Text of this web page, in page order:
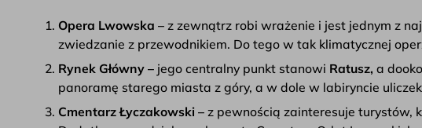
Opera Lwowska – z zewnątrz robi wrażenie i jest jednym z
zwiedzanie z przewodnikiem. Do tego w tak klimatycznej
Rynek Główny – jego centralny punkt stanowi Ratusz, a
panoramę starego miasta z góry, a w dole w labiryncie
Cmentarz Łyczakowski – z pewnością zainteresuje turystów,